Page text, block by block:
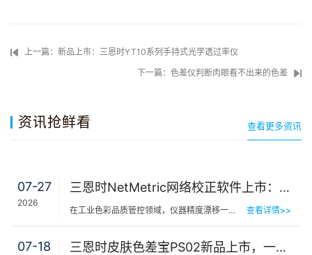
上一篇：新品上市：三恩时YT10系列手持式光学透过率仪
下一篇：色差仪判断肉眼看不出来的色差
资讯抢鲜看 查看更多资讯
07-27
2026
三恩时NetMetric网络校正软件上市：告别返厂，15分钟让测色仪“恢复出厂精度”
在工业色彩品质管控领域，仪器精度漂移一直是制造企业挥之不去的隐痛。同一批货，A车间测合格、B车间测不合… 查看详情>>
07-18 三恩时皮肤色差宝PS02新品上市，一键测出你的精准肤色等级